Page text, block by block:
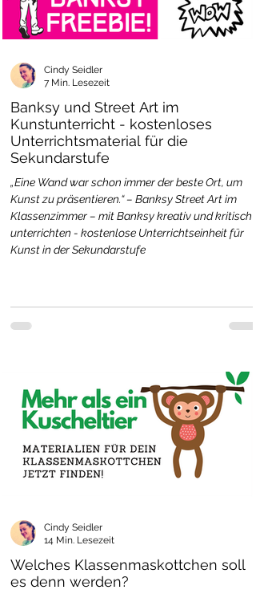
Banksy und Street Art im
Kunstunterricht - kostenloses
Unterrichtsmaterial für die
Sekundarstufe
„Eine Wand war schon immer der beste Ort, um
Kunst zu präsentieren.“ – Banksy Street Art im
Klassenzimmer – mit Banksy kreativ und kritisch
unterrichten - kostenlose Unterrichtseinheit für
Kunst in der Sekundarstufe
Cindy Seidler
7 Min. Lesezeit
Welches Klassenmaskottchen soll
es denn werden?
Cindy Seidler
14 Min. Lesezeit